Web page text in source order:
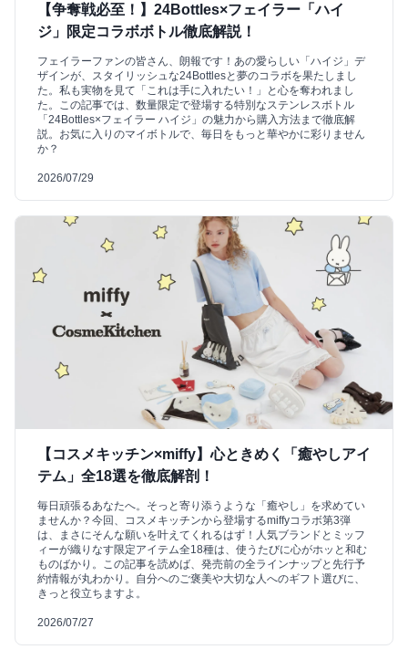
【争奪戦必至！】24Bottles×フェイラー「ハイ
ジ」限定コラボボトル徹底解説！
フェイラーファンの皆さん、朗報です！あの愛らしい「ハイジ」デ
ザインが、スタイリッシュな24Bottlesと夢のコラボを果たしまし
た。私も実物を見て「これは手に入れたい！」と心を奪われまし
た。この記事では、数量限定で登場する特別なステンレスボトル
「24Bottles×フェイラー ハイジ」の魅力から購入方法まで徹底解
説。お気に入りのマイボトルで、毎日をもっと華やかに彩りません
か？
2026/07/29
【コスメキッチン×miffy】心ときめく「癒やしアイ
テム」全18選を徹底解剖！
毎日頑張るあなたへ。そっと寄り添うような「癒やし」を求めてい
ませんか？今回、コスメキッチンから登場するmiffyコラボ第3弾
は、まさにそんな願いを叶えてくれるはず！人気ブランドとミッフ
ィーが織りなす限定アイテム全18種は、使うたびに心がホッと和む
ものばかり。この記事を読めば、発売前の全ラインナップと先行予
約情報が丸わかり。自分へのご褒美や大切な人へのギフト選びに、
きっと役立ちますよ。
2026/07/27